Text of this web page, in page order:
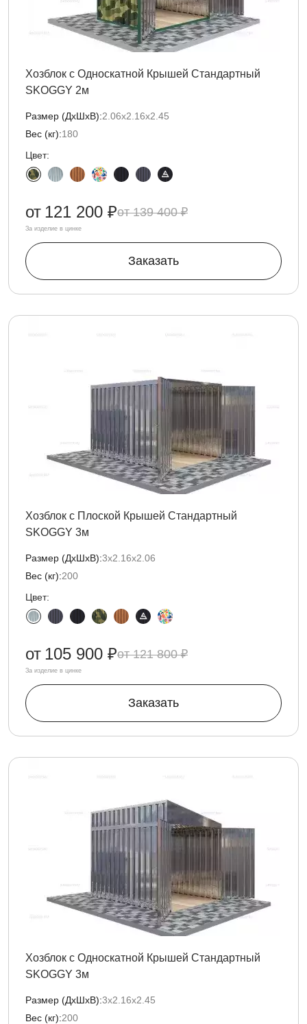
Хозблок с Односкатной Крышей Стандартный
SKOGGY 2м
Размер (ДxШxВ):2.06х2.16х2.45
Вес (кг):180
Цвет:
139 400 ₽
от 121 200 ₽
За изделие в цинке
Заказать
Хозблок с Плоской Крышей Стандартный
SKOGGY 3м
Размер (ДxШxВ):3х2.16х2.06
Вес (кг):200
Цвет:
121 800 ₽
от 105 900 ₽
За изделие в цинке
Заказать
Хозблок с Односкатной Крышей Стандартный
SKOGGY 3м
Размер (ДxШxВ):3х2.16х2.45
Вес (кг):200